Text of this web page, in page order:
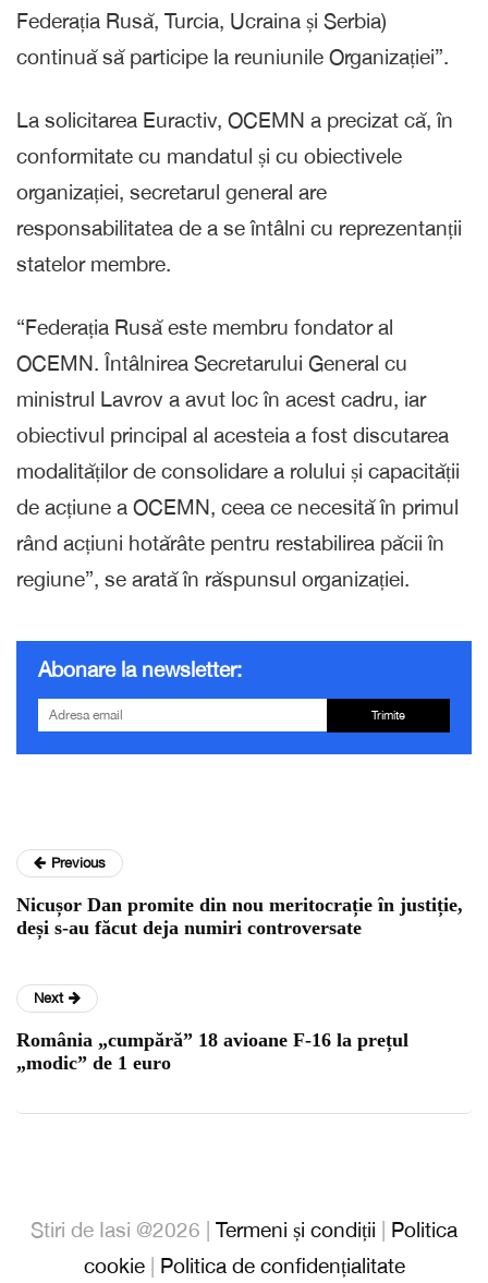
Federația Rusă, Turcia, Ucraina și Serbia)
continuă să participe la reuniunile Organizației”.
La solicitarea Euractiv, OCEMN a precizat că, în
conformitate cu mandatul și cu obiectivele
organizației, secretarul general are
responsabilitatea de a se întâlni cu reprezentanții
statelor membre.
“Federația Rusă este membru fondator al
OCEMN. Întâlnirea Secretarului General cu
ministrul Lavrov a avut loc în acest cadru, iar
obiectivul principal al acesteia a fost discutarea
modalităților de consolidare a rolului și capacității
de acțiune a OCEMN, ceea ce necesită în primul
rând acțiuni hotărâte pentru restabilirea păcii în
regiune”, se arată în răspunsul organizației.
Abonare la newsletter:
Trimite
Previous
Nicușor Dan promite din nou meritocrație în justiție,
deși s-au făcut deja numiri controversate
Next
România „cumpără” 18 avioane F-16 la prețul
„modic” de 1 euro
Stiri de Iasi @2026 | Termeni și condiții
Politica
cookie| Politica de confidențialitate